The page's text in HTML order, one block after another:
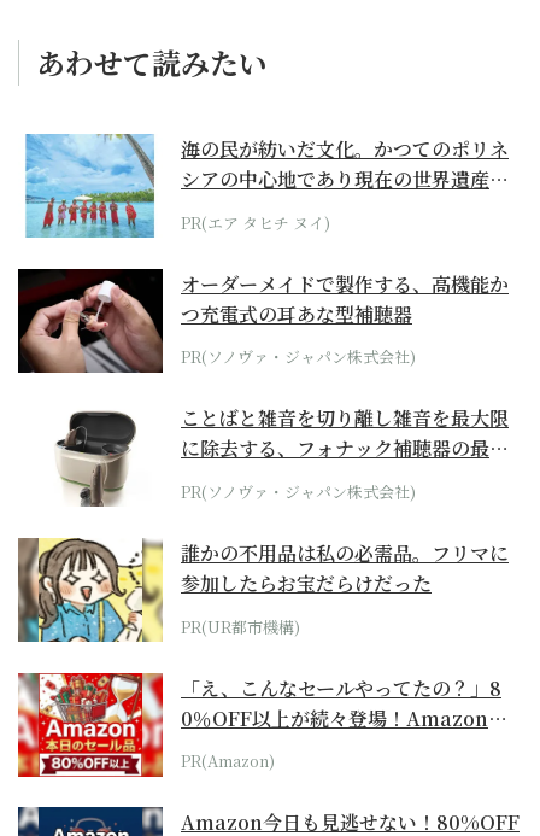
あわせて読みたい
海の民が紡いだ文化。かつてのポリネ
シアの中心地であり現在の世界遺産か
らみえてくる...
PR(エア タヒチ ヌイ)
オーダーメイドで製作する、高機能か
つ充電式の耳あな型補聴器
PR(ソノヴァ・ジャパン株式会社)
ことばと雑音を切り離し雑音を最大限
に除去する、フォナック補聴器の最上
位モデル
PR(ソノヴァ・ジャパン株式会社)
誰かの不用品は私の必需品。フリマに
参加したらお宝だらけだった
PR(UR都市機構)
「え、こんなセールやってたの？」8
0％OFF以上が続々登場！Amazonの
本気が...
PR(Amazon)
Amazon今日も見逃せない！80%OFF